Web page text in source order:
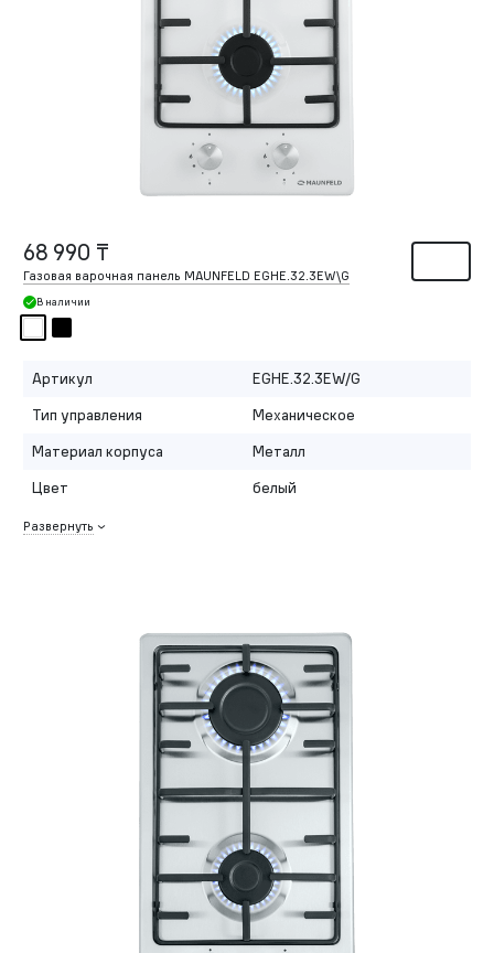
68 990 ₸
Газовая варочная панель MAUNFELD EGHE.32.3EW\G
В наличии
Артикул
EGHE.32.3EW/G
Тип управления
Механическое
Материал корпуса
Металл
Цвет
белый
Развернуть